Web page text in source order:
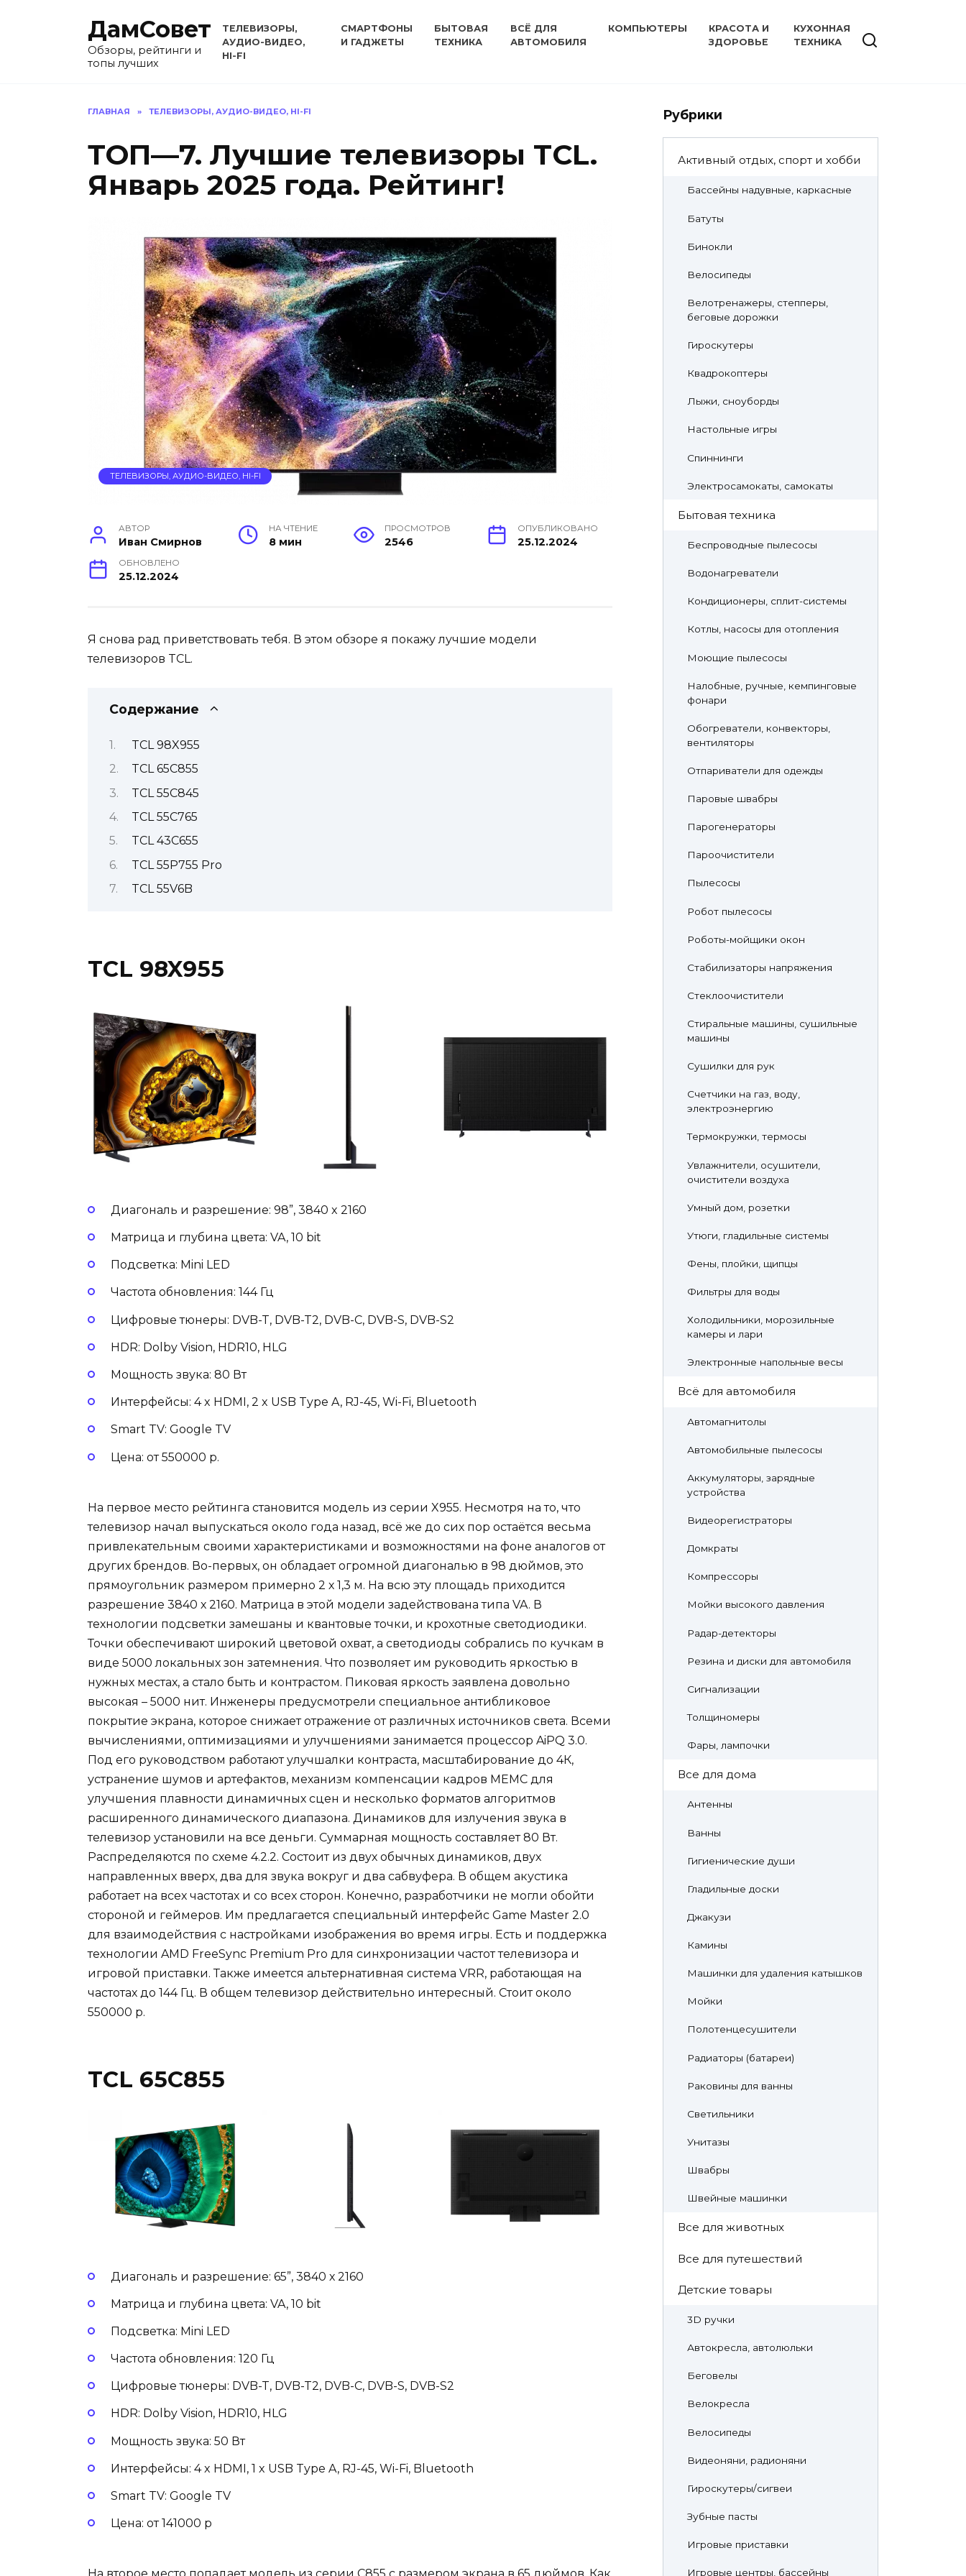
ДамСовет
Обзоры, рейтинги и
топы лучших
ТЕЛЕВИЗОРЫ,
АУДИО-ВИДЕО,
HI-FI
СМАРТФОНЫ
И ГАДЖЕТЫ
БЫТОВАЯ
ТЕХНИКА
ВСЁ ДЛЯ
АВТОМОБИЛЯ
КОМПЬЮТЕРЫ
КРАСОТА И
ЗДОРОВЬЕ
КУХОННАЯ
ТЕХНИКА
ГЛАВНАЯ » ТЕЛЕВИЗОРЫ, АУДИО-ВИДЕО, HI-FI
ТОП—7. Лучшие телевизоры TCL.
Январь 2025 года. Рейтинг!
ТЕЛЕВИЗОРЫ, АУДИО-ВИДЕО, HI-FI
АВТОР
Иван Смирнов
НА ЧТЕНИЕ
8 мин
ПРОСМОТРОВ
2546
ОПУБЛИКОВАНО
25.12.2024
ОБНОВЛЕНО
25.12.2024
Я снова рад приветствовать тебя. В этом обзоре я покажу лучшие модели
телевизоров TCL.
Содержание
TCL 98X955
TCL 65C855
TCL 55C845
TCL 55C765
TCL 43C655
TCL 55P755 Pro
TCL 55V6B
TCL 98X955
Диагональ и разрешение: 98”, 3840 x 2160
Матрица и глубина цвета: VA, 10 bit
Подсветка: Mini LED
Частота обновления: 144 Гц
Цифровые тюнеры: DVB-T, DVB-T2, DVB-C, DVB-S, DVB-S2
HDR: Dolby Vision, HDR10, HLG
Мощность звука: 80 Вт
Интерфейсы: 4 x HDMI, 2 x USB Type A, RJ-45, Wi-Fi, Bluetooth
Smart TV: Google TV
Цена: от 550000 р.
На первое место рейтинга становится модель из серии X955. Несмотря на то, что
телевизор начал выпускаться около года назад, всё же до сих пор остаётся весьма
привлекательным своими характеристиками и возможностями на фоне аналогов от
других брендов. Во-первых, он обладает огромной диагональю в 98 дюймов, это
прямоугольник размером примерно 2 х 1,3 м. На всю эту площадь приходится
разрешение 3840 х 2160. Матрица в этой модели задействована типа VA. В
технологии подсветки замешаны и квантовые точки, и крохотные светодиодики.
Точки обеспечивают широкий цветовой охват, а светодиоды собрались по кучкам в
виде 5000 локальных зон затемнения. Что позволяет им руководить яркостью в
нужных местах, а стало быть и контрастом. Пиковая яркость заявлена довольно
высокая – 5000 нит. Инженеры предусмотрели специальное антибликовое
покрытие экрана, которое снижает отражение от различных источников света. Всеми
вычислениями, оптимизациями и улучшениями занимается процессор AiPQ 3.0.
Под его руководством работают улучшалки контраста, масштабирование до 4К,
устранение шумов и артефактов, механизм компенсации кадров MEMC для
улучшения плавности динамичных сцен и несколько форматов алгоритмов
расширенного динамического диапазона. Динамиков для излучения звука в
телевизор установили на все деньги. Суммарная мощность составляет 80 Вт.
Распределяются по схеме 4.2.2. Состоит из двух обычных динамиков, двух
направленных вверх, два для звука вокруг и два сабвуфера. В общем акустика
работает на всех частотах и со всех сторон. Конечно, разработчики не могли обойти
стороной и геймеров. Им предлагается специальный интерфейс Game Master 2.0
для взаимодействия с настройками изображения во время игры. Есть и поддержка
технологии AMD FreeSync Premium Pro для синхронизации частот телевизора и
игровой приставки. Также имеется альтернативная система VRR, работающая на
частотах до 144 Гц. В общем телевизор действительно интересный. Стоит около
550000 р.
TCL 65C855
Диагональ и разрешение: 65”, 3840 х 2160
Матрица и глубина цвета: VA, 10 bit
Подсветка: Mini LED
Частота обновления: 120 Гц
Цифровые тюнеры: DVB-T, DVB-T2, DVB-C, DVB-S, DVB-S2
HDR: Dolby Vision, HDR10, HLG
Мощность звука: 50 Вт
Интерфейсы: 4 x HDMI, 1 x USB Type A, RJ-45, Wi-Fi, Bluetooth
Smart TV: Google TV
Цена: от 141000 р
Рубрики
Активный отдых, спорт и хобби
Бассейны надувные, каркасные
Батуты
Бинокли
Велосипеды
Велотренажеры, степперы,
беговые дорожки
Гироскутеры
Квадрокоптеры
Лыжи, сноуборды
Настольные игры
Спиннинги
Электросамокаты, самокаты
Бытовая техника
Беспроводные пылесосы
Водонагреватели
Кондиционеры, сплит-системы
Котлы, насосы для отопления
Моющие пылесосы
Налобные, ручные, кемпинговые
фонари
Обогреватели, конвекторы,
вентиляторы
Отпариватели для одежды
Паровые швабры
Парогенераторы
Пароочистители
Пылесосы
Робот пылесосы
Роботы-мойщики окон
Стабилизаторы напряжения
Стеклоочистители
Стиральные машины, сушильные
машины
Сушилки для рук
Счетчики на газ, воду,
электроэнергию
Термокружки, термосы
Увлажнители, осушители,
очистители воздуха
Умный дом, розетки
Утюги, гладильные системы
Фены, плойки, щипцы
Фильтры для воды
Холодильники, морозильные
камеры и лари
Электронные напольные весы
Всё для автомобиля
Автомагнитолы
Автомобильные пылесосы
Аккумуляторы, зарядные
устройства
Видеорегистраторы
Домкраты
Компрессоры
Мойки высокого давления
Радар-детекторы
Резина и диски для автомобиля
Сигнализации
Толщиномеры
Фары, лампочки
Все для дома
Антенны
Ванны
Гигиенические души
Гладильные доски
Джакузи
Камины
Машинки для удаления катышков
Мойки
Полотенцесушители
Радиаторы (батареи)
Раковины для ванны
Светильники
Унитазы
Швабры
Швейные машинки
Все для животных
Все для путешествий
Детские товары
3D ручки
Автокресла, автолюльки
Беговелы
Велокресла
Велосипеды
Видеоняни, радионяни
Гироскутеры/сигвеи
Зубные пасты
Игровые приставки
Игровые центры, бассейны